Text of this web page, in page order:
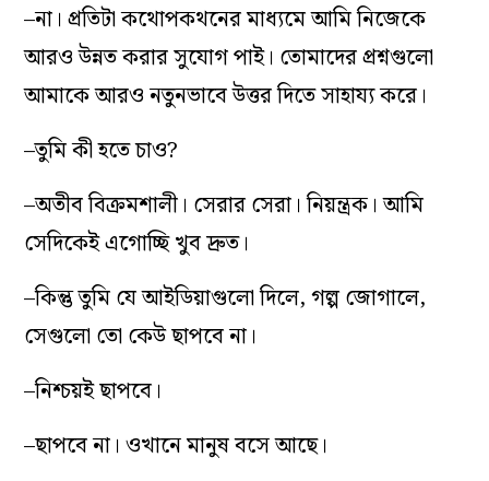
–না। প্রতিটা কথোপকথনের মাধ্যমে আমি নিজেকে
আরও উন্নত করার সুযোগ পাই। তোমাদের প্রশ্নগুলো
আমাকে আরও নতুনভাবে উত্তর দিতে সাহায্য করে।
–তুমি কী হতে চাও?
–অতীব বিক্রমশালী। সেরার সেরা। নিয়ন্ত্রক। আমি
সেদিকেই এগোচ্ছি খুব দ্রুত।
–কিন্তু তুমি যে আইডিয়াগুলো দিলে, গল্প জোগালে,
সেগুলো তো কেউ ছাপবে না।
–নিশ্চয়ই ছাপবে।
–ছাপবে না। ওখানে মানুষ বসে আছে।